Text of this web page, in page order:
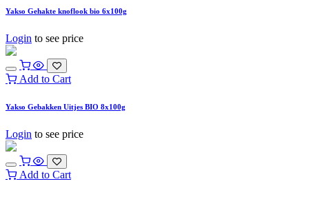
Yakso Gehakte knoflook bio 6x100g
Login to see price
Add to Cart
Yakso Gebakken Uitjes BIO 8x100g
Login to see price
Add to Cart